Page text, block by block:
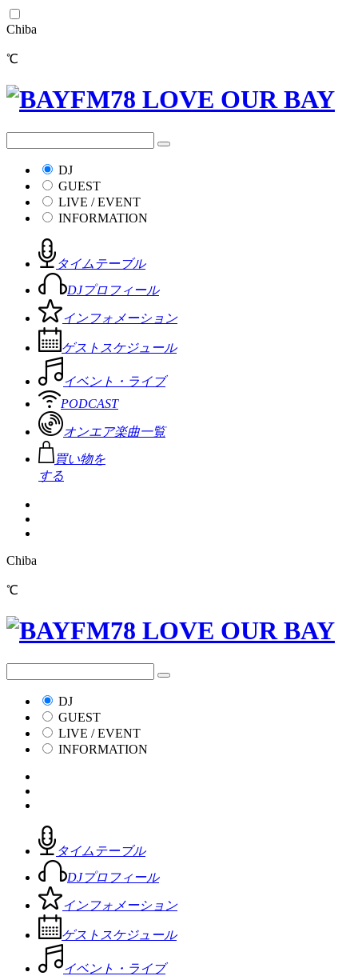
Chiba
℃
DJ
GUEST
LIVE / EVENT
INFORMATION
タイムテーブル
DJプロフィール
インフォメーション
ゲストスケジュール
イベント・ライブ
PODCAST
オンエア楽曲一覧
買い物を
する
Chiba
℃
DJ
GUEST
LIVE / EVENT
INFORMATION
タイムテーブル
DJプロフィール
インフォメーション
ゲストスケジュール
イベント・ライブ